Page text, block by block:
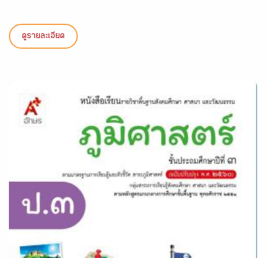
ดูรายละเอียด